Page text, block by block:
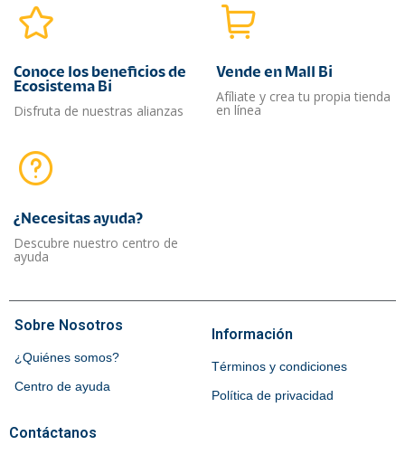
Conoce los beneficios de
Ecosistema Bi
Disfruta de nuestras alianzas
Vende en Mall Bi
Afíliate y crea tu propia tienda
en línea
¿Necesitas ayuda?​
Descubre nuestro centro de
ayuda
Sobre Nosotros
¿Quiénes somos?
Centro de ayuda
Información
Términos y condiciones
Política de privacidad
Contáctanos